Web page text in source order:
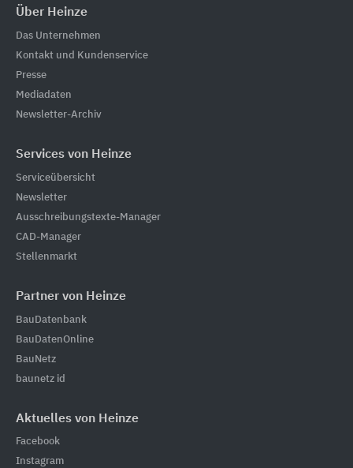
Über Heinze
Das Unternehmen
Kontakt und Kundenservice
Presse
Mediadaten
Newsletter-Archiv
Services von Heinze
Serviceübersicht
Newsletter
Ausschreibungstexte-Manager
CAD-Manager
Stellenmarkt
Partner von Heinze
BauDatenbank
BauDatenOnline
BauNetz
baunetz id
Aktuelles von Heinze
Facebook
Instagram